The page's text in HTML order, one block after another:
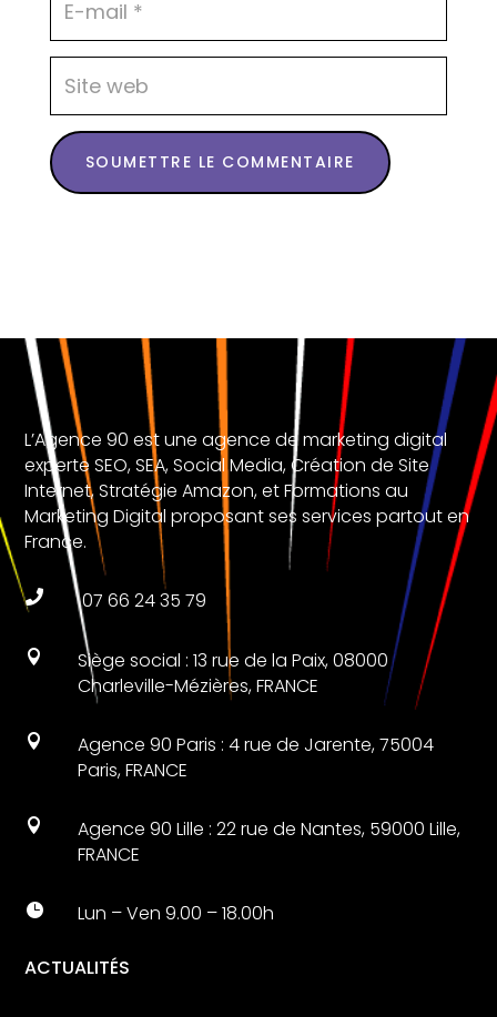
SOUMETTRE LE COMMENTAIRE
L’Agence 90 est une agence de marketing digital
experte SEO, SEA, Social Media, Création de Site
Internet, Stratégie Amazon, et Formations au
Marketing Digital proposant ses services partout en
France.
 07 66 24 35 79

Siège social : 13 rue de la Paix, 08000
Charleville-Mézières, FRANCE

Agence 90 Paris : 4 rue de Jarente, 75004
Paris, FRANCE

Agence 90 Lille : 22 rue de Nantes, 59000 Lille,
FRANCE
 Lun – Ven 9.00 – 18.00h
ACTUALITÉS